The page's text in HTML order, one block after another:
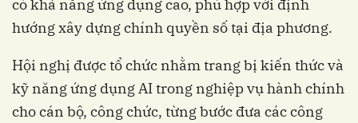
có khả năng ứng dụng cao, phù hợp với định
hướng xây dựng chính quyền số tại địa phương.
Hội nghị được tổ chức nhằm trang bị kiến thức và
kỹ năng ứng dụng AI trong nghiệp vụ hành chính
cho cán bộ, công chức, từng bước đưa các công